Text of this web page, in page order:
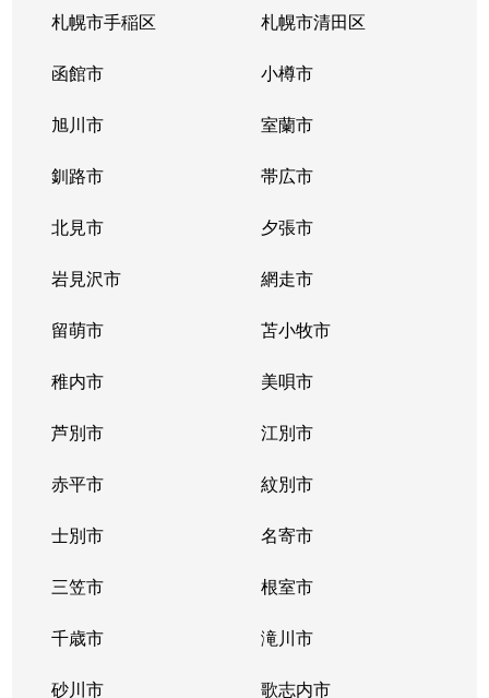
月寒東４条
南郷7丁目
月寒東５条
南郷7丁目
豊平２条
東札幌
豊平２条
東札幌
豊平３条
学園前(札幌)
豊平４条
豊平公園
豊平４条
豊平公園
豊平４条
豊平公園
豊平６条
学園前(札幌)
豊平８条
学園前(札幌)
豊平８条
豊平公園
豊平９条
豊平公園
中の島１条
中の島
札幌市手稲区 札幌市清田区
函館市 小樽市
旭川市 室蘭市
釧路市 帯広市
北見市 夕張市
岩見沢市 網走市
留萌市 苫小牧市
稚内市 美唄市
芦別市 江別市
赤平市 紋別市
士別市 名寄市
三笠市 根室市
千歳市 滝川市
砂川市 歌志内市